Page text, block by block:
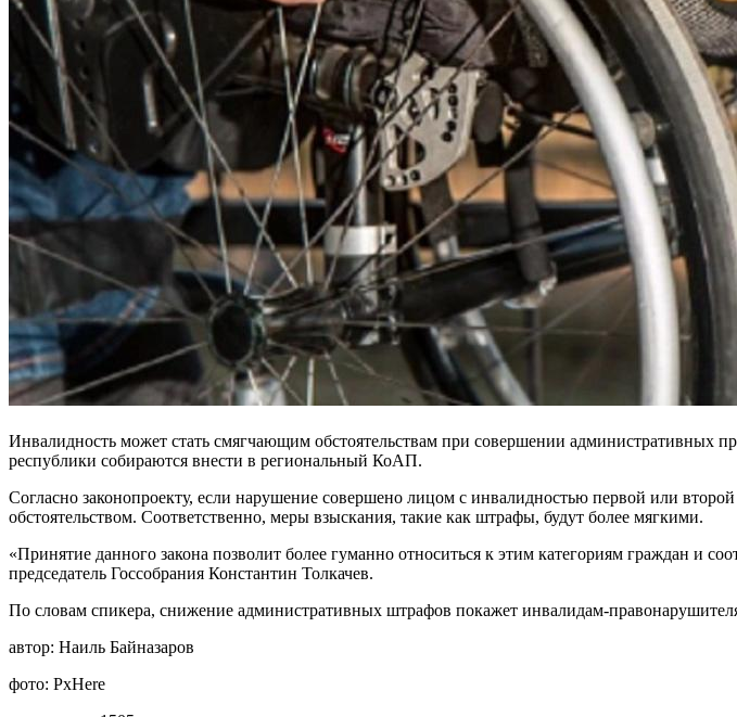
Инвалидность может стать смягчающим обстоятельствам при совершении
республики собираются внести в региональный КоАП.
Согласно законопроекту, если нарушение совершено лицом с инвалидностью первой или
обстоятельством. Соответственно, меры взыскания, такие как штрафы, будут более мягкими.
«Принятие данного закона позволит более гуманно относиться к этим категориям граждан и
председатель Госсобрания Константин Толкачев.
По словам спикера, снижение административных штрафов покажет инвалидам-
автор: Наиль Байназаров
фото: PxHere